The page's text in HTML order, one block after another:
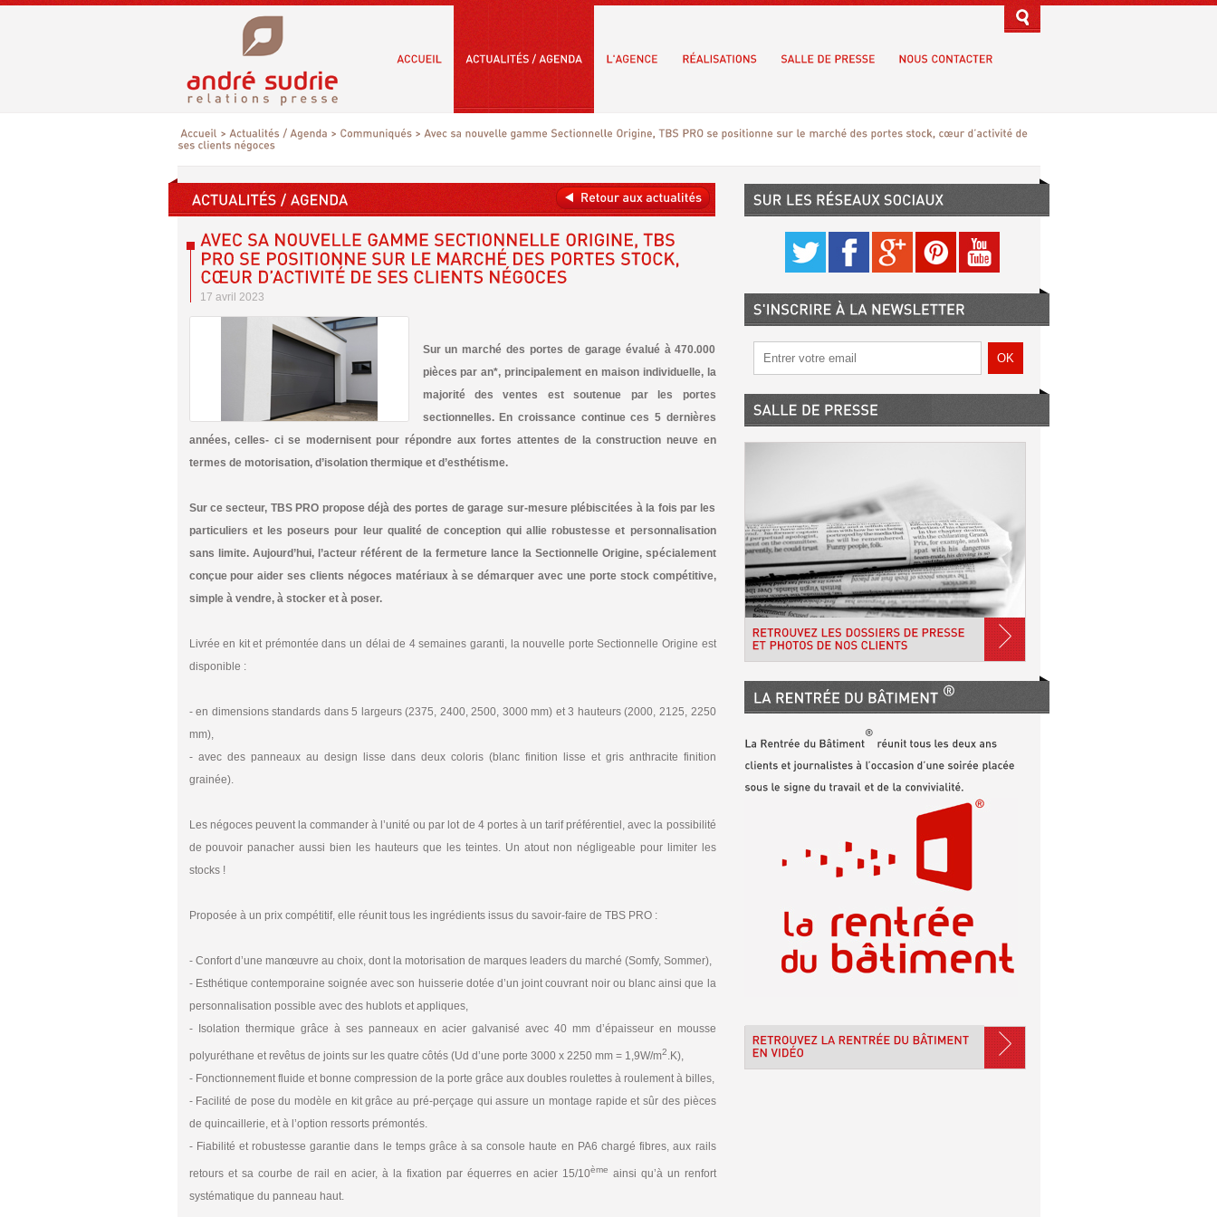
17 avril 2023
Sur un marché des portes de garage évalué à 470.000
pièces par an*, principalement en maison individuelle, la
majorité des ventes est soutenue par les portes
sectionnelles. En croissance continue ces 5 dernières
années, celles- ci se modernisent pour répondre aux fortes attentes de la construction neuve en
termes de motorisation, d’isolation thermique et d’esthétisme.
Sur ce secteur, TBS PRO propose déjà des portes de garage sur-mesure plébiscitées à la fois par les
particuliers et les poseurs pour leur qualité de conception qui allie robustesse et personnalisation
sans limite. Aujourd’hui, l’acteur référent de la fermeture lance la Sectionnelle Origine, spécialement
conçue pour aider ses clients négoces matériaux à se démarquer avec une porte stock compétitive,
simple à vendre, à stocker et à poser.
Livrée en kit et prémontée dans un délai de 4 semaines garanti, la nouvelle porte Sectionnelle Origine est
disponible :
- en dimensions standards dans 5 largeurs (2375, 2400, 2500, 3000 mm) et 3 hauteurs (2000, 2125, 2250
mm),
- avec des panneaux au design lisse dans deux coloris (blanc finition lisse et gris anthracite finition
grainée).
Les négoces peuvent la commander à l’unité ou par lot de 4 portes à un tarif préférentiel, avec la possibilité
de pouvoir panacher aussi bien les hauteurs que les teintes. Un atout non négligeable pour limiter les
stocks !
Proposée à un prix compétitif, elle réunit tous les ingrédients issus du savoir-faire de TBS PRO :
- Confort d’une manœuvre au choix, dont la motorisation de marques leaders du marché (Somfy, Sommer),
- Esthétique contemporaine soignée avec son huisserie dotée d’un joint couvrant noir ou blanc ainsi que la
personnalisation possible avec des hublots et appliques,
- Isolation thermique grâce à ses panneaux en acier galvanisé avec 40 mm d’épaisseur en mousse
polyuréthane et revêtus de joints sur les quatre côtés (Ud d’une porte 3000 x 2250 mm = 1,9W/m2.K),
- Fonctionnement fluide et bonne compression de la porte grâce aux doubles roulettes à roulement à billes,
- Facilité de pose du modèle en kit grâce au pré-perçage qui assure un montage rapide et sûr des pièces
de quincaillerie, et à l’option ressorts prémontés.
- Fiabilité et robustesse garantie dans le temps grâce à sa console haute en PA6 chargé fibres, aux rails
retours et sa courbe de rail en acier, à la fixation par équerres en acier 15/10ème ainsi qu’à un renfort
systématique du panneau haut.